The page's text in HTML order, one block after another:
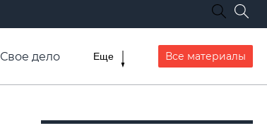
Свое дело
Еще Все материалы